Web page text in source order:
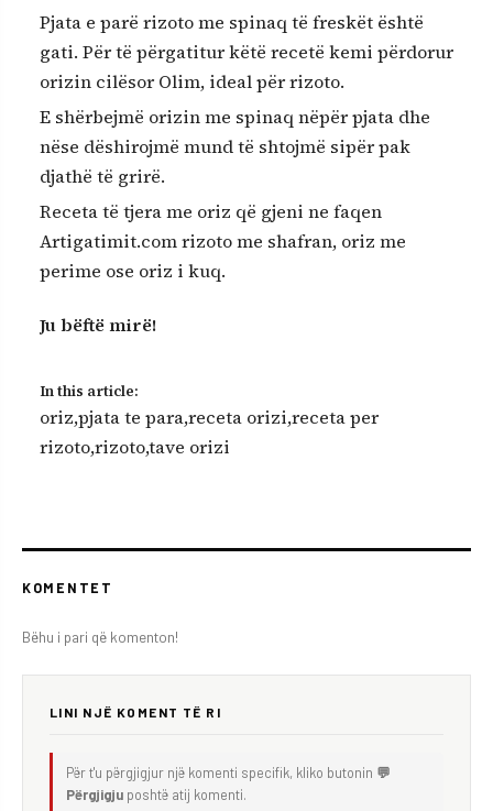
Pjata e parë rizoto me spinaq të freskët është
gati. Për të përgatitur këtë recetë kemi përdorur
orizin cilësor Olim, ideal për rizoto.
E shërbejmë orizin me spinaq nëpër pjata dhe
nëse dëshirojmë mund të shtojmë sipër pak
djathë të grirë.
Receta të tjera me oriz që gjeni ne faqen
Artigatimit.comrizoto me shafran, oriz me
perime ose oriz i kuq.
Ju bëftë mirë!
In this article:
oriz,pjata te para,receta orizi,receta per
rizoto,rizoto,tave orizi
KOMENTET
Bëhu i pari që komenton!
LINI NJË KOMENT TË RI
Për t'u përgjigjur një komenti specifik, kliko butonin 💬
Përgjigju poshtë atij komenti.